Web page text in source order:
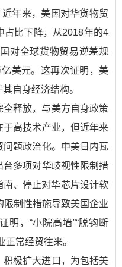
年来，美国对华货物贸
占比下降，从2018年的4
对全球货物贸易逆差规
美元。这再次证明，美
自身经济结构。
释放，与美方自身政策
高技术产业，但近年来
题政治化。中美日内瓦
多项对华歧视性限制措
、停止对华芯片设计软
制性措施导致美国企业
明，“小院高墙”“脱钩断
正常经贸往来。
极扩大进口，为包括美